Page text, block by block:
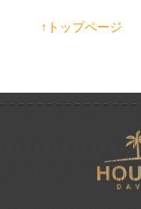
↑トップページ